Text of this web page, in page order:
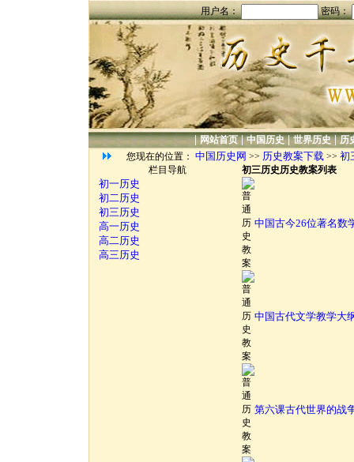
用户名： 密码：
|网站首页|中国历史|世界历史|历
您现在的位置： 中国历史网 >> 历史教案下载>> 初
栏目导航
初一历史
初二历史
初三历史
高一历史
高二历史
高三历史
初三历史历史教案列表
中国古今26位著名数
中国古代文学教学大
第六课古代世界的战